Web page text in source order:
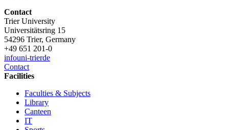
Contact
Trier University
Universitätsring 15
54296 Trier, Germany
+49 651 201-0
infouni-trierde
Contact
Facilities
Faculties & Subjects
Library
Canteen
IT